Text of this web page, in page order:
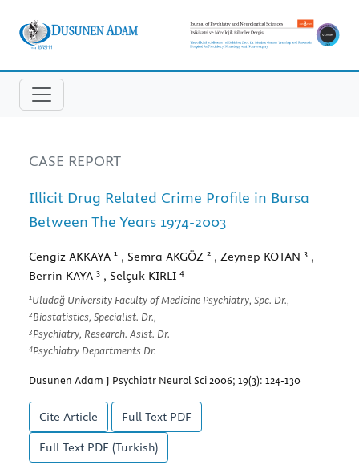
CASE REPORT
Illicit Drug Related Crime Profile in Bursa
Between The Years 1974-2003
Cengiz AKKAYA 1 , Semra AKGÖZ 2 , Zeynep KOTAN 3 ,
Berrin KAYA 3 , Selçuk KIRLI 4
1Uludağ University Faculty of Medicine Psychiatry, Spc. Dr.,
2Biostatistics, Specialist. Dr.,
3Psychiatry, Research. Asist. Dr.
4Psychiatry Departments Dr.
Dusunen Adam J Psychiatr Neurol Sci 2006; 19(3): 124-130
Cite Article Full Text PDF
Full Text PDF (Turkish)